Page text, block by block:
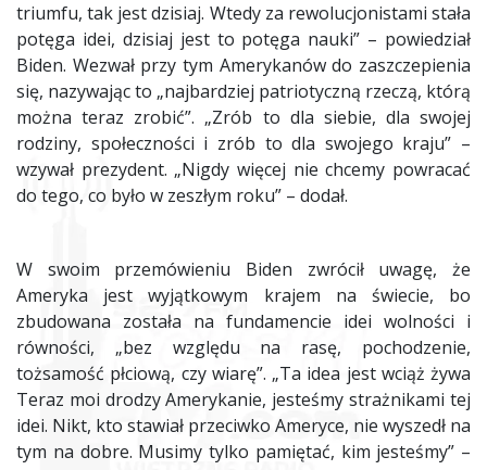
triumfu, tak jest dzisiaj. Wtedy za rewolucjonistami stała
potęga idei, dzisiaj jest to potęga nauki” – powiedział
Biden. Wezwał przy tym Amerykanów do zaszczepienia
się, nazywając to „najbardziej patriotyczną rzeczą, którą
można teraz zrobić”. „Zrób to dla siebie, dla swojej
rodziny, społeczności i zrób to dla swojego kraju” –
wzywał prezydent. „Nigdy więcej nie chcemy powracać
do tego, co było w zeszłym roku” – dodał.
W swoim przemówieniu Biden zwrócił uwagę, że
Ameryka jest wyjątkowym krajem na świecie, bo
zbudowana została na fundamencie idei wolności i
równości, „bez względu na rasę, pochodzenie,
tożsamość płciową, czy wiarę”. „Ta idea jest wciąż żywa
Teraz moi drodzy Amerykanie, jesteśmy strażnikami tej
idei. Nikt, kto stawiał przeciwko Ameryce, nie wyszedł na
tym na dobre. Musimy tylko pamiętać, kim jesteśmy” –